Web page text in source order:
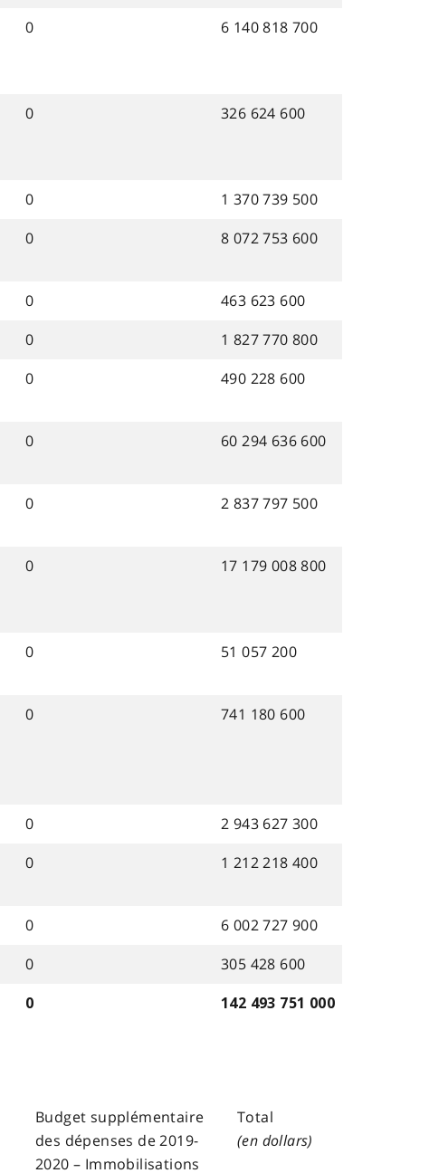
0 6 140 818 700
0 326 624 600
0
1 370 739 500
0 8 072 753 600
0
463 623 600
0
1 827 770 800
0 490 228 600
0 60 294 636 600
0 2 837 797 500
0 17 179 008 800
0 51 057 200
0 741 180 600
0
2 943 627 300
0 1 212 218 400
0
6 002 727 900
0 305 428 600
0 142 493 751 000
Budget supplémentaire
des dépenses de 2019-
2020 – Immobilisations
Total
(en dollars)